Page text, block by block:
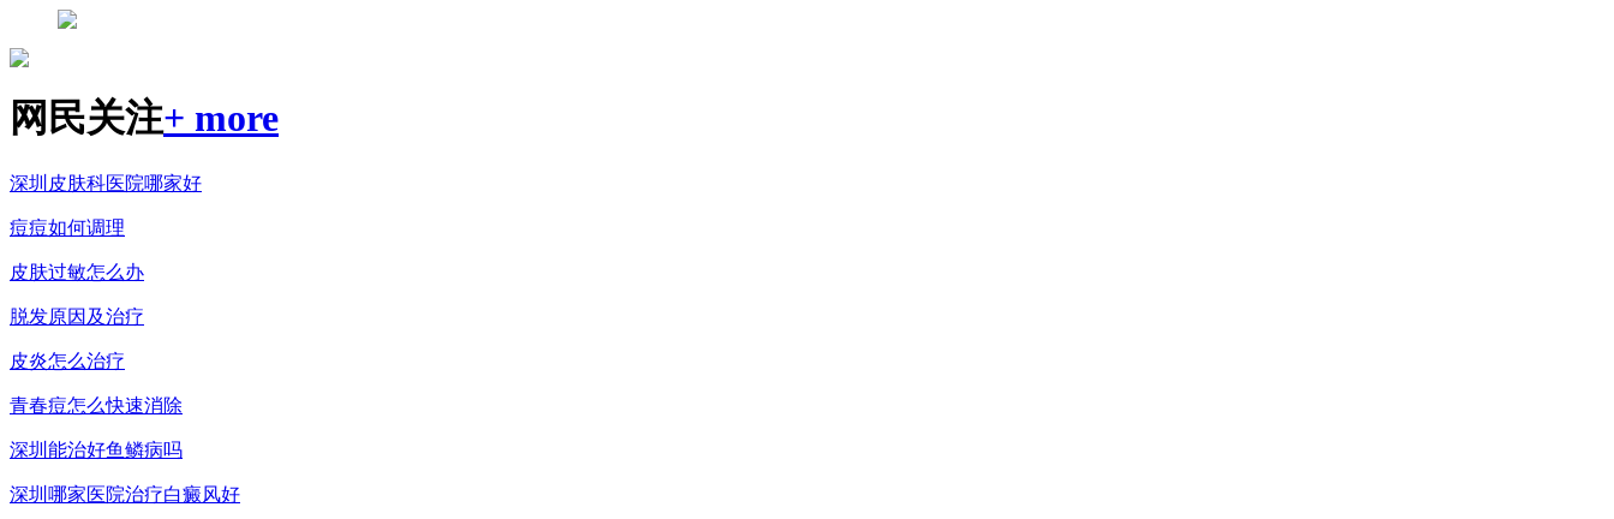
网民关注+ more
深圳皮肤科医院哪家好
痘痘如何调理
皮肤过敏怎么办
脱发原因及治疗
皮炎怎么治疗
青春痘怎么快速消除
深圳能治好鱼鳞病吗
深圳哪家医院治疗白癜风好